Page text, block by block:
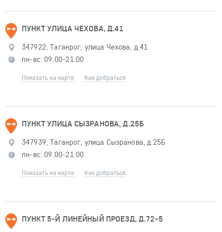
ПУНКТ УЛИЦА ЧЕХОВА, Д.41
347922, Таганрог, улица Чехова, д.41
пн-вс: 09.00-21.00
Показать на карте Как добраться
ПУНКТ УЛИЦА СЫЗРАНОВА, Д.25Б
347939, Таганрог, улица Сызранова, д.25Б
пн-вс: 09.00-21.00
Показать на карте Как добраться
ПУНКТ 5-Й ЛИНЕЙНЫЙ ПРОЕЗД, Д.72-5